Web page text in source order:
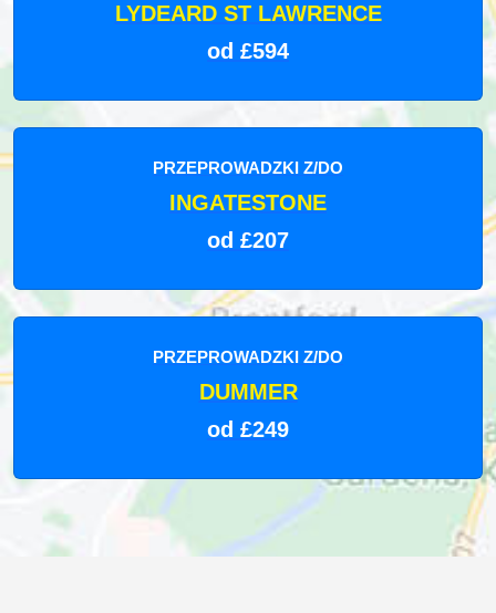
LYDEARD ST LAWRENCE
od £594
PRZEPROWADZKI Z/DO
INGATESTONE
od £207
PRZEPROWADZKI Z/DO
DUMMER
od £249